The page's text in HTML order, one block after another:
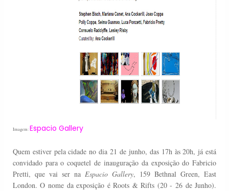
Imagem:Espacio Gallery
Quem estiver pela cidade no dia 21 de junho, das 17h às 20h, já está
convidado para o coquetel de inauguração da exposição do Fabricio
Pretti, que vai ser naEspacio Gallery, 159 Bethnal Green, East
London. O nome da exposição é Roots & Rifts (20 - 26 de Junho).